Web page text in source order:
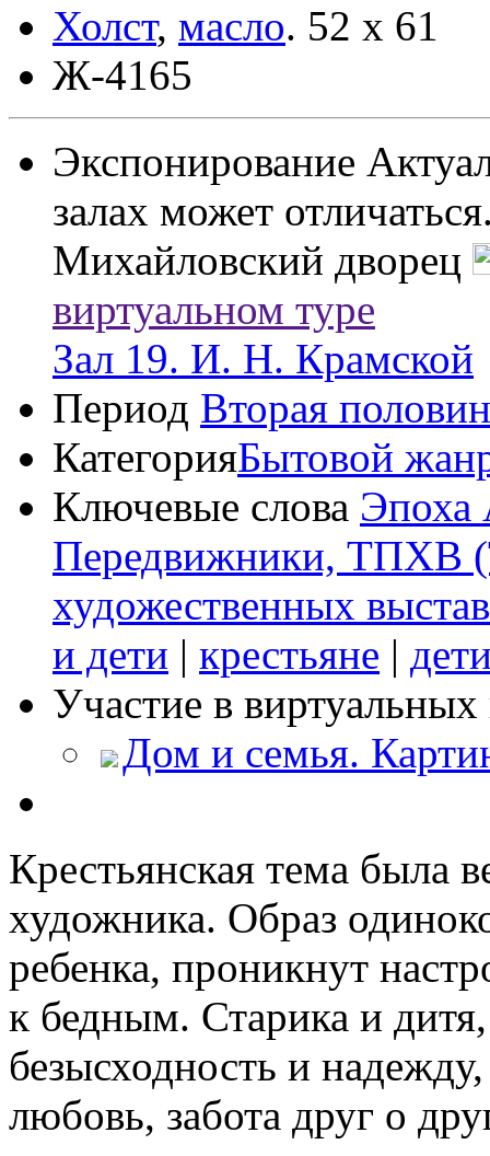
Холст, масло. 52 х 61
Ж-4165
Экспонирование
залах может
Михайловский дворец
виртуальном туре
Зал 19. И. Н. Крамской
Период Вторая
КатегорияБытовой
Ключевые слова Эпоха
Передвижники, ТПХВ
художественных
и дети | крестьяне |
Участие в
Дом и семья.
Крестьянская тема была
художника. Образ
ребенка, проникнут
к бедным. Старика и
безысходность и
любовь, забота друг о